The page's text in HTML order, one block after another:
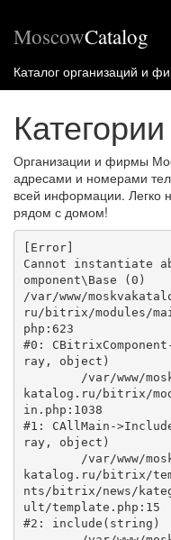
MoscowCatalog
Каталог организаций и
Категории
Организации и фирмы
адресами и номерами
всей информации. Легко
рядом с домом!
[Error]
Cannot instantiate
omponent\Base (0)
/var/www/
ru/bitrix/modules/
php:623
#0:
ray, object)
katalog.ru/bitrix/
in.php:1038
#1: CAllMain-
ray, object)
katalog.ru/bitrix/
nts/bitrix/news/
ult/template.php:15
#2: include(string)